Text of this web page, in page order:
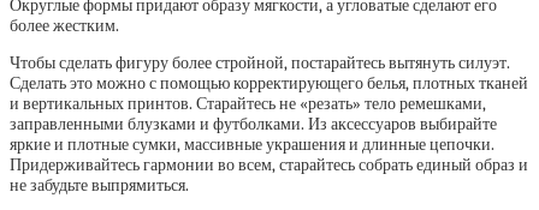
Округлые формы придают образу мягкости, а угловатые сделают его
более жестким.
Чтобы сделать фигуру более стройной, постарайтесь вытянуть силуэт.
Сделать это можно с помощью корректирующего белья, плотных тканей
и вертикальных принтов. Старайтесь не «резать» тело ремешками,
заправленными блузками и футболками. Из аксессуаров выбирайте
яркие и плотные сумки, массивные украшения и длинные цепочки.
Придерживайтесь гармонии во всем, старайтесь собрать единый образ и
не забудьте выпрямиться.